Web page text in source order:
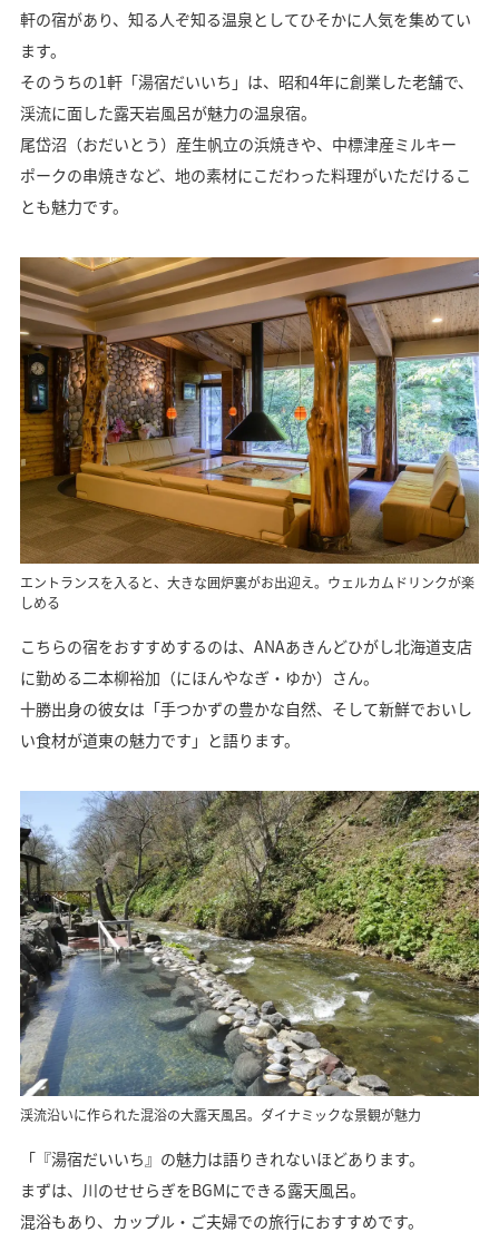
軒の宿があり、知る人ぞ知る温泉としてひそかに人気を集めてい
ます。
そのうちの1軒「湯宿だいいち」は、昭和4年に創業した老舗で、
渓流に面した露天岩風呂が魅力の温泉宿。
尾岱沼（おだいとう）産生帆立の浜焼きや、中標津産ミルキー
ポークの串焼きなど、地の素材にこだわった料理がいただけるこ
とも魅力です。
エントランスを入ると、大きな囲炉裏がお出迎え。ウェルカムドリンクが楽
しめる
こちらの宿をおすすめするのは、ANAあきんどひがし北海道支店
に勤める二本柳裕加（にほんやなぎ・ゆか）さん。
十勝出身の彼女は「手つかずの豊かな自然、そして新鮮でおいし
い食材が道東の魅力です」と語ります。
渓流沿いに作られた混浴の大露天風呂。ダイナミックな景観が魅力
「『湯宿だいいち』の魅力は語りきれないほどあります。
まずは、川のせせらぎをBGMにできる露天風呂。
混浴もあり、カップル・ご夫婦での旅行におすすめです。